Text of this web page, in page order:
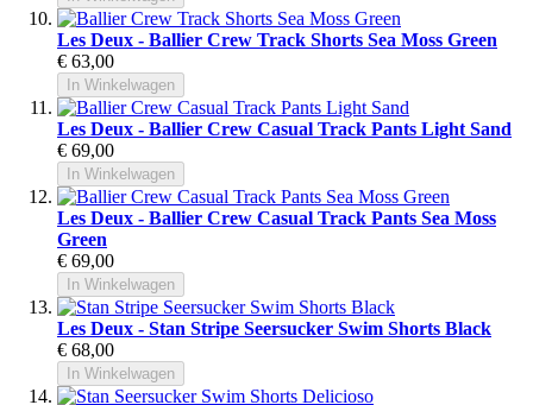
Les Deux - Ballier Crew Track Shorts Sea Moss Green
€ 63,00
In Winkelwagen
Les Deux - Ballier Crew Casual Track Pants Light Sand
€ 69,00
In Winkelwagen
Les Deux - Ballier Crew Casual Track Pants Sea Moss
Green
€ 69,00
In Winkelwagen
Les Deux - Stan Stripe Seersucker Swim Shorts Black
€ 68,00
In Winkelwagen